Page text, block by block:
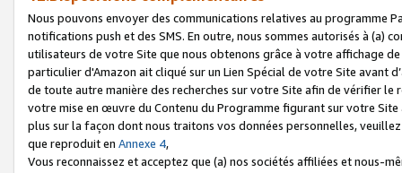
Nous pouvons envoyer des communications relatives au programme
notifications push et des SMS. En outre, nous sommes autorisés à
utilisateurs de votre Site que nous obtenons grâce à votre affichage
particulier d'Amazon ait cliqué sur un Lien Spécial de votre Site avant
de toute autre manière des recherches sur votre Site afin de vérifier
votre mise en œuvre du Contenu du Programme figurant sur votre
plus sur la façon dont nous traitons vos données personnelles,
que reproduit en Annexe 4,
Vous reconnaissez et acceptez que (a) nos sociétés affiliées et nous-